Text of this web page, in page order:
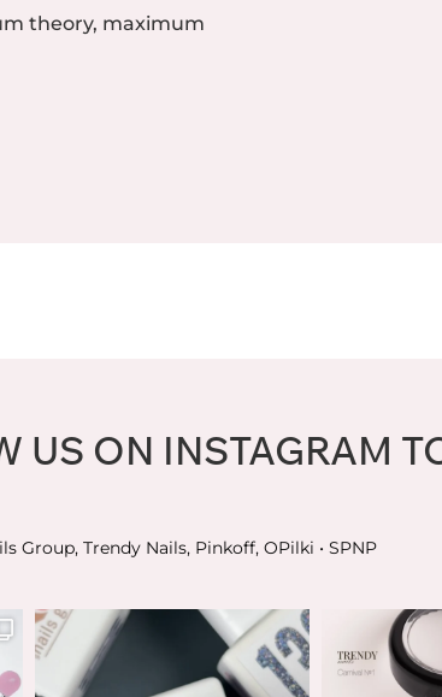
theory, maximum
US ON INSTAGRAM
Group, Trendy Nails, Pinkoff, OPilki • SPNP